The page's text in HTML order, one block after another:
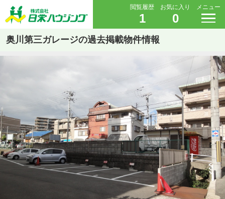
閲覧履歴
1
お気に入り
0
メニュー
奥川第三ガレージの過去掲載物件情報